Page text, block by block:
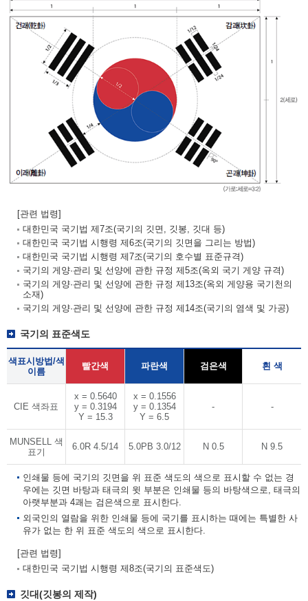
[관련 법령]
대한민국 국기법 제7조(국기의 깃면, 깃봉, 깃대 등)
대한민국 국기법 시행령 제6조(국기의 깃면을 그리는 방법)
대한민국 국기법 시행령 제7조(국기의 호수별 표준규격)
국기의 게양·관리 및 선양에 관한 규정 제5조(옥외 국기 게양 규격)
국기의 게양·관리 및 선양에 관한 규정 제13조(옥외 게양용 국기천의
소재)
국기의 게양·관리 및 선양에 관한 규정 제14조(국기의 염색 및 가공)
국기의 표준색도
색표시방법/색
이름
빨간색 파란색 검은색 흰 색
CIE 색좌표
x = 0.5640
y = 0.3194
Y = 15.3
x = 0.1556
y = 0.1354
Y = 6.5
- -
MUNSELL 색
표기
6.0R 4.5/14 5.0PB 3.0/12 N 0.5 N 9.5
인쇄물 등에 국기의 깃면을 위 표준 색도의 색으로 표시할 수 없는 경
우에는 깃면 바탕과 태극의 윗 부분은 인쇄물 등의 바탕색으로, 태극의
아랫부분과 4괘는 검은색으로 표시한다.
외국인의 열람을 위한 인쇄물 등에 국기를 표시하는 때에는 특별한 사
유가 없는 한 위 표준 색도의 색으로 표시한다.
[관련 법령]
대한민국 국기법 시행령 제8조(국기의 표준색도)
깃대(깃봉의 제작)